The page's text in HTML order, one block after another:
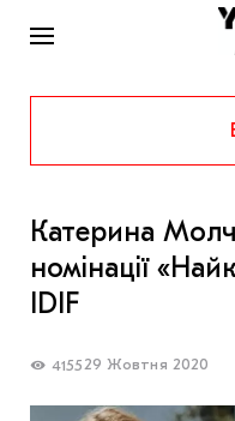
Катерина
номінації
IDIF
4155 29 Жовтня 2020